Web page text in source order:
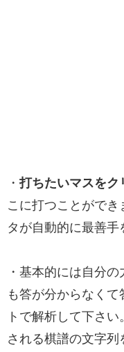
・打ちたいマスをク
こに打つことがで
タが自動的に最善手
・基本的には自分
も答が分からなく
トで解析して下さい。
される棋譜の文字列